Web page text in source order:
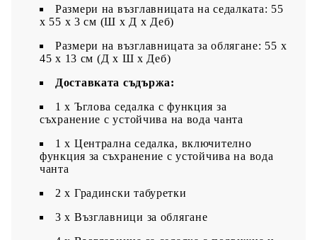
Размери на възглавницата на седалката: 55
x 55 x 3 см (Ш x Д x Деб)
Размери на възглавницата за облягане: 55 x
45 x 13 см (Д х Ш x Деб)
Доставката съдържа:
1 x Ъглова седалка с функция за
съхранение с устойчива на вода чанта
1 x Централна седалка, включително
функция за съхранение с устойчива на вода
чанта
2 x Градински табуретки
3 x Възглавници за облягане